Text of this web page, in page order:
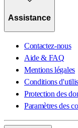
Assistance
Contactez-nous
Aide & FAQ
Mentions légales
Conditions
Protection des
Paramètres des